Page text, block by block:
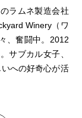
ラムネ製造会社
Winery（ワ
、奮闘中。2012
サブカル女子、
への好奇心が活